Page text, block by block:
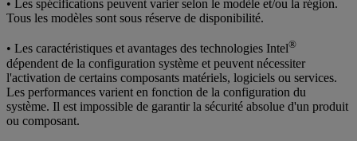
• Les spécifications peuvent varier selon le modèle et/ou la région.
Tous les modèles sont sous réserve de disponibilité.
• Les caractéristiques et avantages des technologies Intel®
dépendent de la configuration système et peuvent nécessiter
l'activation de certains composants matériels, logiciels ou services.
Les performances varient en fonction de la configuration du
système. Il est impossible de garantir la sécurité absolue d'un produit
ou composant.